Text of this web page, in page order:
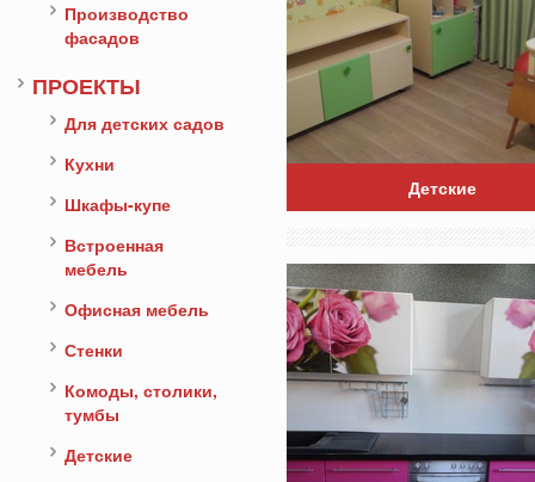
Производство
фасадов
ПРОЕКТЫ
Для детских садов
Кухни
Шкафы-купе
Встроенная
мебель
Офисная мебель
Стенки
Комоды, столики,
тумбы
Детские
Детские